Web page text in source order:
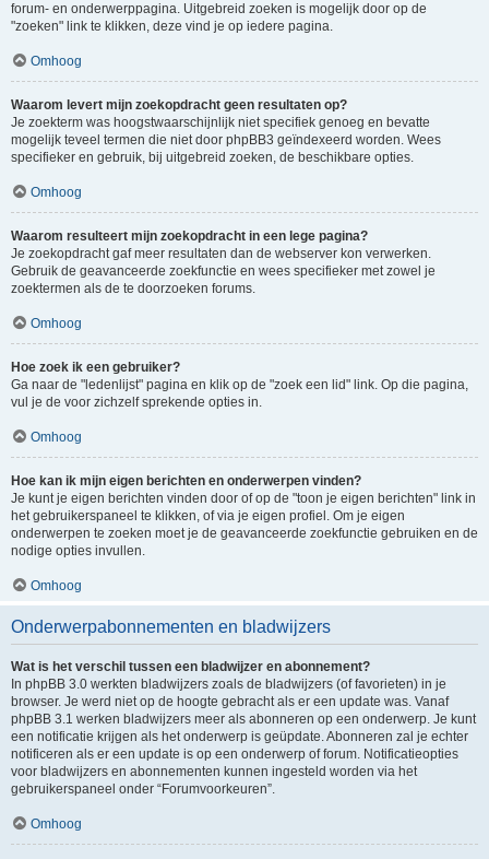
forum- en onderwerppagina. Uitgebreid zoeken is mogelijk door op de
"zoeken" link te klikken, deze vind je op iedere pagina.
Omhoog
Waarom levert mijn zoekopdracht geen resultaten op?
Je zoekterm was hoogstwaarschijnlijk niet specifiek genoeg en bevatte
mogelijk teveel termen die niet door phpBB3 geïndexeerd worden. Wees
specifieker en gebruik, bij uitgebreid zoeken, de beschikbare opties.
Omhoog
Waarom resulteert mijn zoekopdracht in een lege pagina?
Je zoekopdracht gaf meer resultaten dan de webserver kon verwerken.
Gebruik de geavanceerde zoekfunctie en wees specifieker met zowel je
zoektermen als de te doorzoeken forums.
Omhoog
Hoe zoek ik een gebruiker?
Ga naar de "ledenlijst" pagina en klik op de "zoek een lid" link. Op die pagina,
vul je de voor zichzelf sprekende opties in.
Omhoog
Hoe kan ik mijn eigen berichten en onderwerpen vinden?
Je kunt je eigen berichten vinden door of op de "toon je eigen berichten" link in
het gebruikerspaneel te klikken, of via je eigen profiel. Om je eigen
onderwerpen te zoeken moet je de geavanceerde zoekfunctie gebruiken en de
nodige opties invullen.
Omhoog
Onderwerpabonnementen en bladwijzers
Wat is het verschil tussen een bladwijzer en abonnement?
In phpBB 3.0 werkten bladwijzers zoals de bladwijzers (of favorieten) in je
browser. Je werd niet op de hoogte gebracht als er een update was. Vanaf
phpBB 3.1 werken bladwijzers meer als abonneren op een onderwerp. Je kunt
een notificatie krijgen als het onderwerp is geüpdate. Abonneren zal je echter
notificeren als er een update is op een onderwerp of forum. Notificatieopties
voor bladwijzers en abonnementen kunnen ingesteld worden via het
gebruikerspaneel onder “Forumvoorkeuren”.
Omhoog